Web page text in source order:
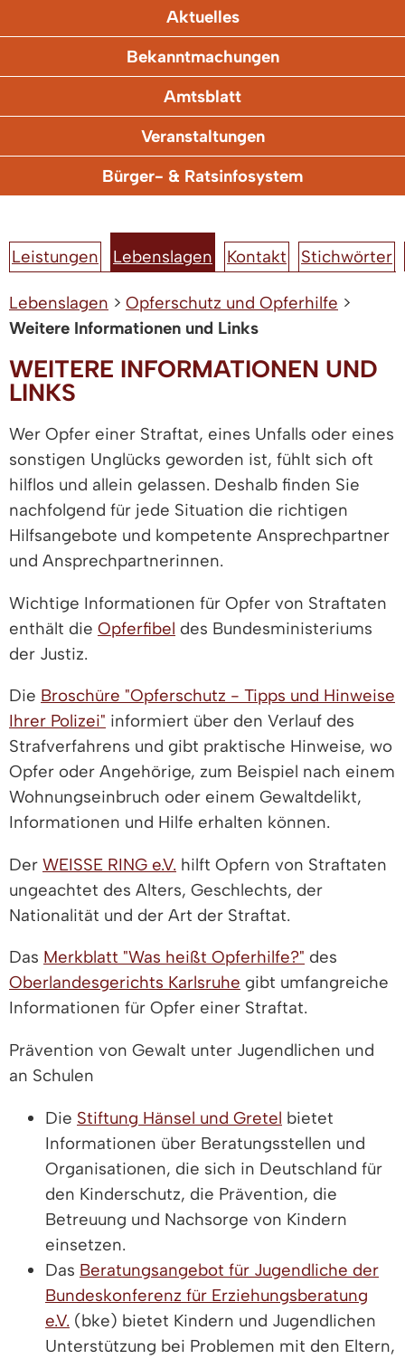
Aktuelles
Bekanntmachungen
Amtsblatt
Veranstaltungen
Bürger- & Ratsinfosystem
Leistungen Lebenslagen Kontakt Stichwörter
Lebenslagen > Opferschutz und Opferhilfe >
Weitere Informationen und Links
WEITERE INFORMATIONEN UND
LINKS
Wer Opfer einer Straftat, eines Unfalls oder eines
sonstigen Unglücks geworden ist, fühlt sich oft
hilflos und allein gelassen. Deshalb finden Sie
nachfolgend für jede Situation die richtigen
Hilfsangebote und kompetente Ansprechpartner
und Ansprechpartnerinnen.
Wichtige Informationen für Opfer von Straftaten
enthält die Opferfibel des Bundesministeriums
der Justiz.
Die Broschüre "Opferschutz - Tipps und Hinweise
Ihrer Polizei" informiert über den Verlauf des
Strafverfahrens und gibt praktische Hinweise, wo
Opfer oder Angehörige, zum Beispiel nach einem
Wohnungseinbruch oder einem Gewaltdelikt,
Informationen und Hilfe erhalten können.
Der WEISSE RING e.V. hilft Opfern von Straftaten
ungeachtet des Alters, Geschlechts, der
Nationalität und der Art der Straftat.
Das Merkblatt "Was heißt Opferhilfe?" des
Oberlandesgerichts Karlsruhe gibt umfangreiche
Informationen für Opfer einer Straftat.
Prävention von Gewalt unter Jugendlichen und
an Schulen
Die Stiftung Hänsel und Gretel bietet
Informationen über Beratungsstellen und
Organisationen, die sich in Deutschland für
den Kinderschutz, die Prävention, die
Betreuung und Nachsorge von Kindern
einsetzen.
Das Beratungsangebot für Jugendliche der
Bundeskonferenz für Erziehungsberatung
e.V. (bke) bietet Kindern und Jugendlichen
Unterstützung bei Problemen mit den Eltern,